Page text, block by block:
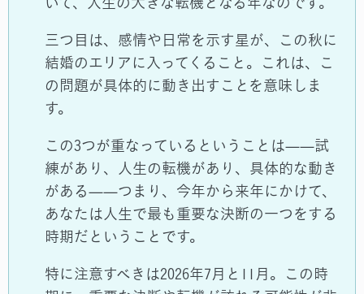
三つ目は、感情や日常を示す星が、この秋に
結婚のエリアに入ってくること。これは、こ
の問題が具体的に動き出すことを意味しま
す。
この3つが重なっているということは——試
練があり、人生の転機があり、具体的な動き
がある——つまり、今年から来年にかけて、
あなたは人生で最も重要な決断の一つをする
時期だということです。
特に注意すべきは2026年7月と11月。この時